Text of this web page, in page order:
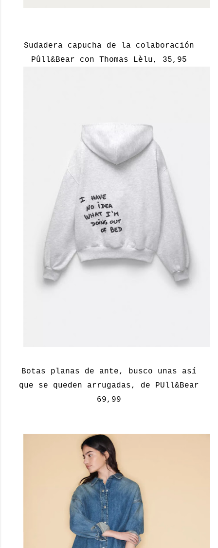
Sudadera capucha de la colaboración
Pûll&Bear con Thomas Lèlu, 35,95
Botas planas de ante, busco unas así
que se queden arrugadas, de PUll&Bear
69,99